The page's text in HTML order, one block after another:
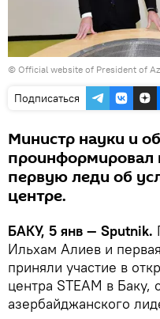
© Official website of President of
Подписаться
Министр науки и
проинформировал
первую леди об
центре.
БАКУ, 5 янв — Sputnik.
Ильхам Алиев и
приняли участие в
центра STEAM в Баку,
азербайджанского